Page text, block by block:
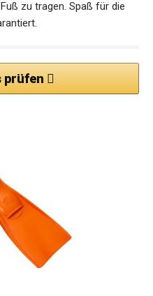
zu tragen. Spaß für die
prüfen